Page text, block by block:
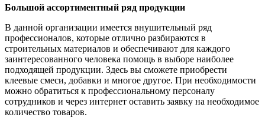
Большой ассортиментный ряд продукции
В данной организации имеется внушительный ряд
профессионалов, которые отлично разбираются в
строительных материалов и обеспечивают для каждого
заинтересованного человека помощь в выборе наиболее
подходящей продукции. Здесь вы сможете приобрести
клеевые смеси, добавки и многое другое. При необходимости
можно обратиться к профессиональному персоналу
сотрудников и через интернет оставить заявку на необходимое
количество товаров.